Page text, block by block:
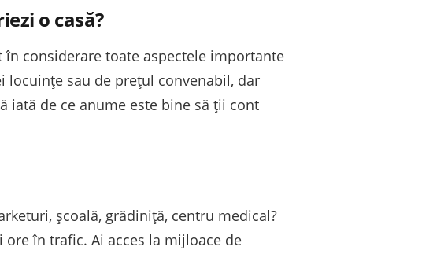
o casă?
considerare toate aspectele importante
locuințe sau de prețul convenabil, dar
iată de ce anume este bine să ții cont
școală, grădiniță, centru medical?
în trafic. Ai acces la mijloace de